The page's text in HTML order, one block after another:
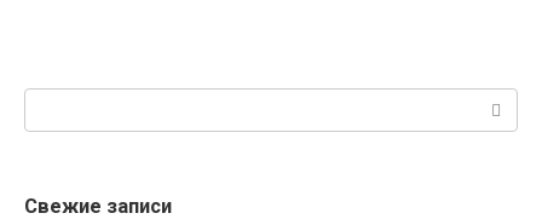
Свежие записи